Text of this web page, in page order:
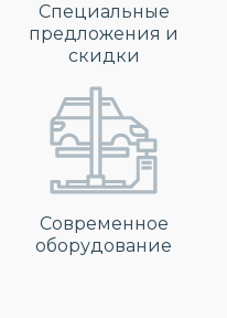
Специальные
предложения и
скидки
Современное
оборудование